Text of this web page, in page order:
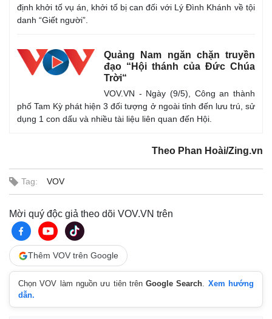
Quan sát
Cuộc sống đó đây
Video
định khởi tố vụ án, khởi tố bị can đối với Lý Đình Khánh về tội
danh “Giết người”.
Quảng Nam ngăn chặn truyền
đạo “Hội thánh của Đức Chúa
Trời“
VOV.VN - Ngày (9/5), Công an thành
phố Tam Kỳ phát hiện 3 đối tượng ở ngoài tỉnh đến lưu trú, sử
dụng 1 con dấu và nhiều tài liệu liên quan đến Hội.
Theo Phan Hoài/Zing.vn
Tag: VOV
Mời quý độc giả theo dõi VOV.VN trên
Thêm VOV trên Google
Chọn VOV làm nguồn ưu tiên trênGoogle Search. Xem hướng
dẫn.